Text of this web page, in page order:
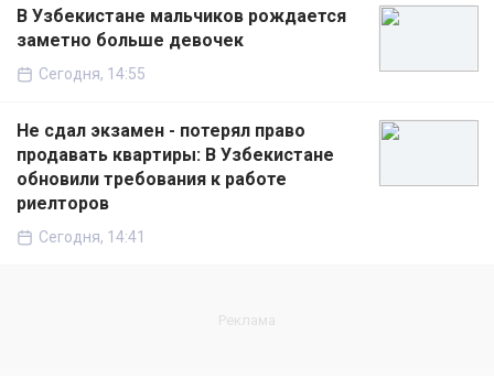
В Узбекистане мальчиков рождается
заметно больше девочек
Сегодня, 14:55
Не сдал экзамен - потерял право
продавать квартиры: В Узбекистане
обновили требования к работе
риелторов
Сегодня, 14:41